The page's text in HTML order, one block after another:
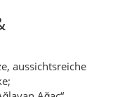
aussichtsreiche